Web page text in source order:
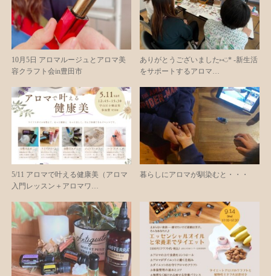
10月5日 アロマルージュとアロマ美
容クラフト会in豊田市
ありがとうございました⑅◡̈* -新生活
をサポートするアロマ…
5/11 アロマで叶える健康美（アロマ
入門レッスン＋アロマワ…
暮らしにアロマが馴染むと・・・